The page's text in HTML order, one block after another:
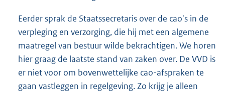
Eerder sprak de Staatssecretaris over de cao's in de
verpleging en verzorging, die hij met een algemene
maatregel van bestuur wilde bekrachtigen. We horen
hier graag de laatste stand van zaken over. De VVD is
er niet voor om bovenwettelijke cao-afspraken te
gaan vastleggen in regelgeving. Zo krijg je alleen